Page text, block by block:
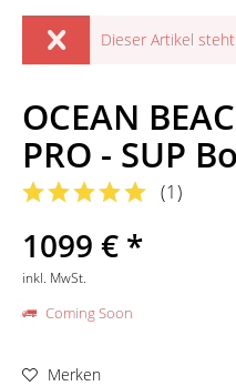
Dieser Artikel
OCEAN
PRO - SUP
(1)
1099 € *
inkl. MwSt.
Coming Soon
Merken